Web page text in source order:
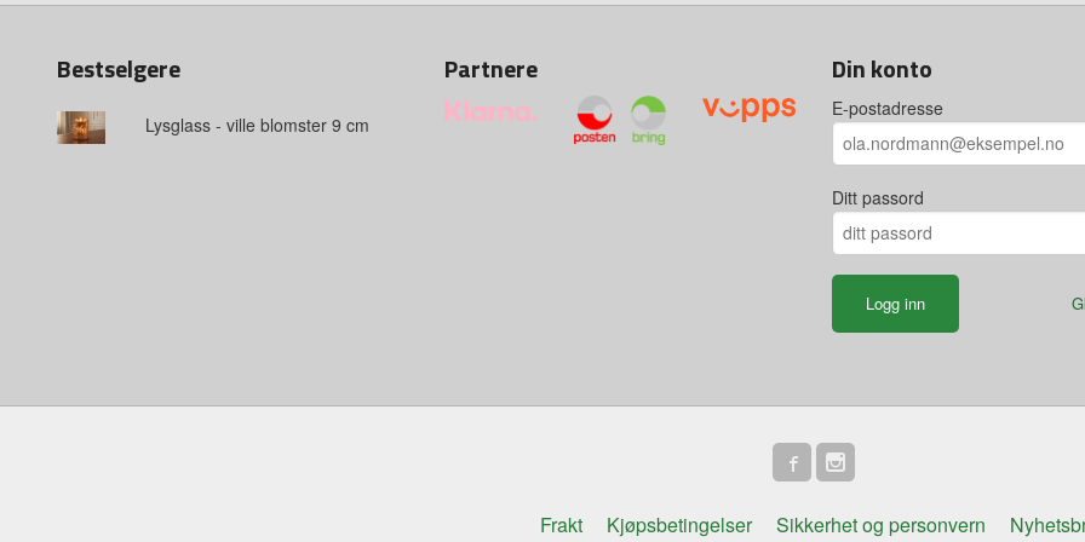
Bestselgere
Lysglass - ville blomster 9 cm
Partnere Din konto
E-postadresse
Ditt passord
Frakt Kjøpsbetingelser Sikkerhet og personvern